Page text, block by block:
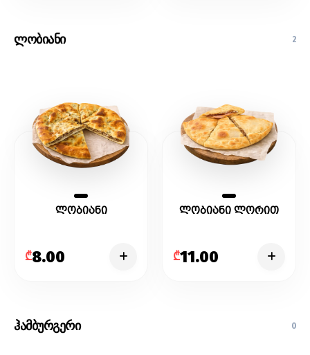
ლობიანი 2
ლობიანი
₾8.00
ლობიანი ლორით
₾11.00
ჰამბურგერი 0